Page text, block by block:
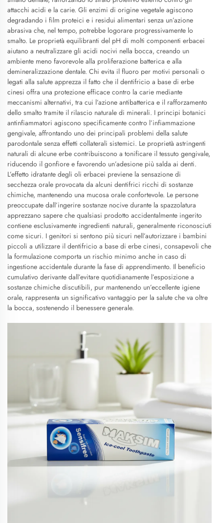
attacchi acidi e la carie. Gli enzimi di origine vegetale agiscono
degradando i film proteici e i residui alimentari senza un’azione
abrasiva che, nel tempo, potrebbe logorare progressivamente lo
smalto. Le proprietà equilibranti del pH di molti componenti erbacei
aiutano a neutralizzare gli acidi nocivi nella bocca, creando un
ambiente meno favorevole alla proliferazione batterica e alla
demineralizzazione dentale. Chi evita il fluoro per motivi personali o
legati alla salute apprezza il fatto che il dentifricio a base di erbe
cinesi offra una protezione efficace contro la carie mediante
meccanismi alternativi, tra cui l’azione antibatterica e il rafforzamento
dello smalto tramite il rilascio naturale di minerali. I principi botanici
antinfiammatori agiscono specificamente contro l’infiammazione
gengivale, affrontando uno dei principali problemi della salute
parodontale senza effetti collaterali sistemici. Le proprietà astringenti
naturali di alcune erbe contribuiscono a tonificare il tessuto gengivale,
riducendo il gonfiore e favorendo un’adesione più salda ai denti.
L’effetto idratante degli oli erbacei previene la sensazione di
secchezza orale provocata da alcuni dentifrici ricchi di sostanze
chimiche, mantenendo una mucosa orale confortevole. Le persone
preoccupate dall’ingerire sostanze nocive durante la spazzolatura
apprezzano sapere che qualsiasi prodotto accidentalmente ingerito
contiene esclusivamente ingredienti naturali, generalmente riconosciuti
come sicuri. I genitori si sentono più sicuri nell’autorizzare i bambini
piccoli a utilizzare il dentifricio a base di erbe cinesi, consapevoli che
la formulazione comporta un rischio minimo anche in caso di
ingestione accidentale durante la fase di apprendimento. Il beneficio
cumulativo derivante dall’evitare quotidianamente l’esposizione a
sostanze chimiche discutibili, pur mantenendo un’eccellente igiene
orale, rappresenta un significativo vantaggio per la salute che va oltre
la bocca, sostenendo il benessere generale.